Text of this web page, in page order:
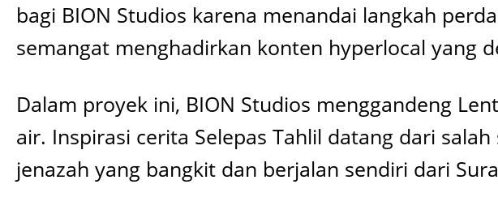
bagi BION Studios karena menandai langkah
semangat menghadirkan konten hyperlocal yang
Dalam proyek ini, BION Studios menggandeng
air. Inspirasi cerita Selepas Tahlil datang dari
jenazah yang bangkit dan berjalan sendiri dari